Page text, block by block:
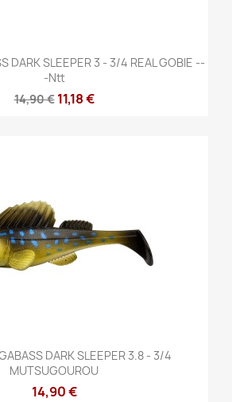
DARK SLEEPER 3 - 3/4 REAL GOBIE --
-ntt
14,90 € 11,18 €
DARK SLEEPER 3.8 - 3/4
MUTSUGOUROU
14,90 €